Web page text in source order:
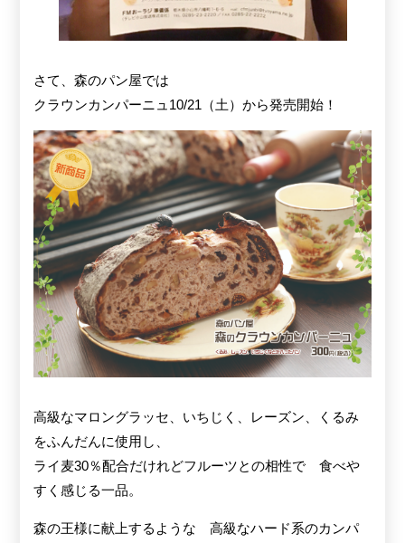
さて、森のパン屋では
クラウンカンパーニュ10/21（土）から発売開始！
高級なマロングラッセ、いちじく、レーズン、くるみ
をふんだんに使用し、
ライ麦30％配合だけれどフルーツとの相性で 食べや
すく感じる一品。
森の王様に献上するような 高級なハード系のカンパ